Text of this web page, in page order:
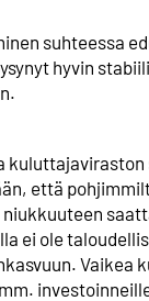
suhteessa
hyvin
että
ei ole
Vaikea